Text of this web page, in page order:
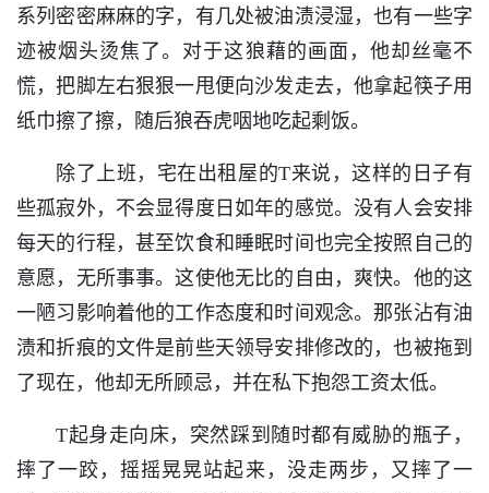
系列密密麻麻的字，有几处被油渍浸湿，也有一些字
迹被烟头烫焦了。对于这狼藉的画面，他却丝毫不
慌，把脚左右狠狠一甩便向沙发走去，他拿起筷子用
纸巾擦了擦，随后狼吞虎咽地吃起剩饭。
除了上班，宅在出租屋的T来说，这样的日子有
些孤寂外，不会显得度日如年的感觉。没有人会安排
每天的行程，甚至饮食和睡眠时间也完全按照自己的
意愿，无所事事。这使他无比的自由，爽快。他的这
一陋习影响着他的工作态度和时间观念。那张沾有油
渍和折痕的文件是前些天领导安排修改的，也被拖到
了现在，他却无所顾忌，并在私下抱怨工资太低。
T起身走向床，突然踩到随时都有威胁的瓶子，
摔了一跤，摇摇晃晃站起来，没走两步，又摔了一